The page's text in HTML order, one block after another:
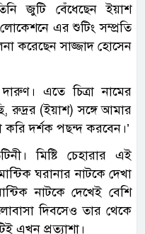
জুটি বেঁধেছেন ইয়াশ
লোকেশনে এর শুটিং সম্প্রতি
করেছেন সাজ্জাদ হোসেন
এতে চিত্রা নামের
রুদ্রর (ইয়াশ) সঙ্গে আমার
করি দর্শক পছন্দ করবেন।’
মিষ্টি চেহারার এই
ঘরানার নাটকে দেখা
নাটকে দেখেই বেশি
দিবসেও তার থেকে
এখন প্রত্যাশা।